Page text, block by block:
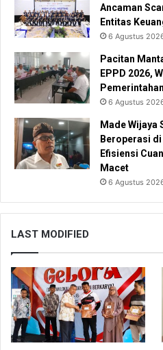
Ancaman
Entitas
6 Agustus
Pacitan
EPPD 2026,
6 Agustus
Made Wijaya
Beroperasi
Efisiensi
Macet
6 Agustus
LAST MODIFIED